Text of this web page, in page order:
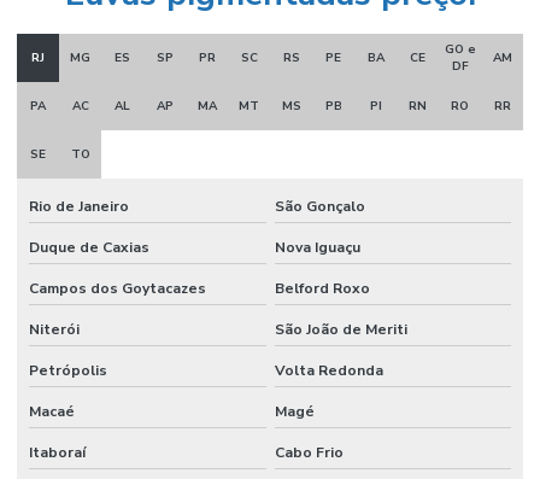
Serra circular widea
Serra desdobro madeira
Serra desdobro de toras
Serra destopadeira
Serra destopadeira para madeira
Serra destopadeira pneumática
Serra fita 18 dentes
Serra fita de desdobro
Serra de fita para desdobro de madeira
Serra fita para desdobro de toras
RJ MG ES SP PR SC RS PE BA CE
GO e
DF
AM
PA AC AL AP MA MT MS PB PI RN RO RR
SE TO
Rio de Janeiro São Gonçalo
Duque de Caxias Nova Iguaçu
Campos dos Goytacazes Belford Roxo
Niterói São João de Meriti
Petrópolis Volta Redonda
Macaé Magé
Itaboraí Cabo Frio